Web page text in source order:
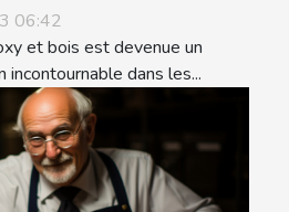
06:42
et bois est devenue un
dans les...